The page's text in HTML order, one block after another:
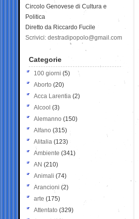
Circolo Genovese di Cultura e
Politica
Diretto da Riccardo Fucile
Scrivici: destradipopolo@gmail.com
Categorie
100 giorni (5)
Aborto (20)
Acca Larentia (2)
Alcool (3)
Alemanno (150)
Alfano (315)
Alitalia (123)
Ambiente (341)
AN (210)
Animali (74)
Arancioni (2)
arte (175)
Attentato (329)